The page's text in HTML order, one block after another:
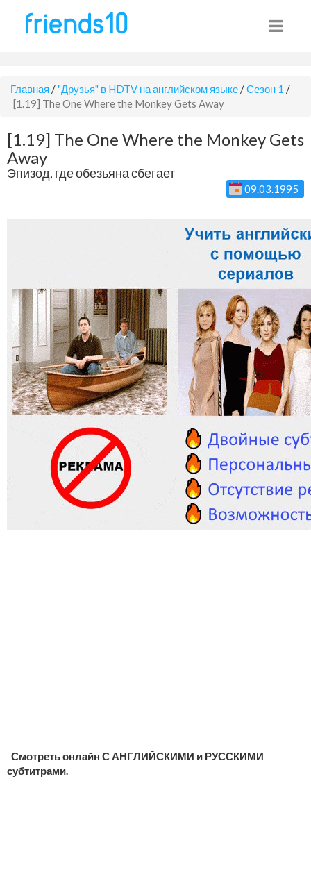
Главная /"Друзья" в HDTV на английском языке /Сезон 1 /
[1.19] The One Where the Monkey Gets Away
[1.19] The One Where the Monkey Gets
Away
Эпизод, где обезьяна сбегает
09.03.1995
Смотреть онлайн С АНГЛИЙСКИМИ и РУССКИМИ
субтитрами.